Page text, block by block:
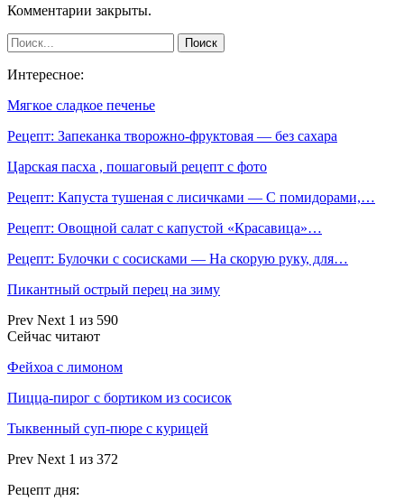
Комментарии закрыты.
Интересное:
Мягкое сладкое печенье
Рецепт: Запеканка творожно-фруктовая — без сахара
Царская пасха , пошаговый рецепт с фото
Рецепт: Капуста тушеная с лисичками — С помидорами,…
Рецепт: Овощной салат с капустой «Красавица»…
Рецепт: Булочки с сосисками — На скорую руку, для…
Пикантный острый перец на зиму
Prev Next 1 из 590
Сейчас читают
Фейхоа с лимоном
Пицца-пирог с бортиком из сосисок
Тыквенный суп-пюре с курицей
Prev Next 1 из 372
Рецепт дня: